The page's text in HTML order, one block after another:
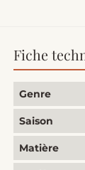
Fiche
Genre
Saison
Matière